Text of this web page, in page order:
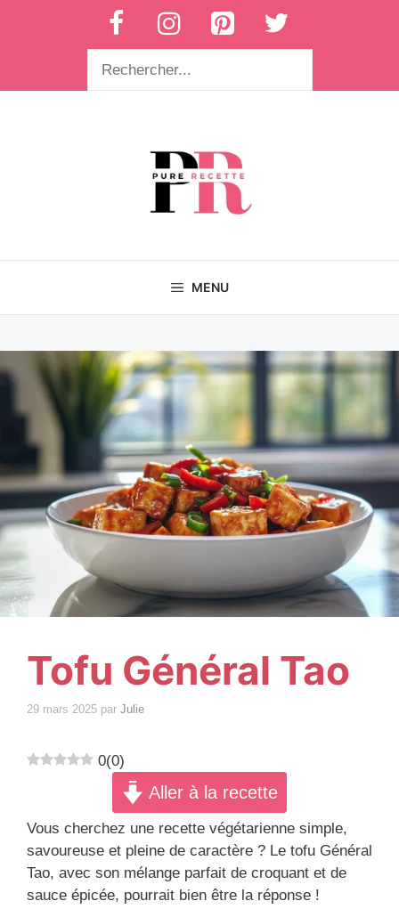
MENU
Tofu Général Tao
29 mars 2025 par Julie
0(0)
Aller à la recette
Vous cherchez une recette végétarienne simple,
savoureuse et pleine de caractère ? Le tofu Général
Tao, avec son mélange parfait de croquant et de
sauce épicée, pourrait bien être la réponse !